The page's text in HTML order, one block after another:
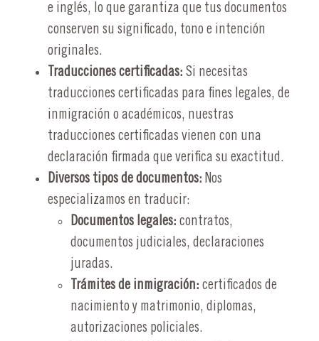
e inglés, lo que garantiza que tus documentos
conserven su significado, tono e intención
originales.
Traducciones certificadas: Si necesitas
traducciones certificadas para fines legales, de
inmigración o académicos, nuestras
traducciones certificadas vienen con una
declaración firmada que verifica su exactitud.
Diversos tipos de documentos: Nos
especializamos en traducir:
Documentos legales: contratos,
documentos judiciales, declaraciones
juradas.
Trámites de inmigración: certificados de
nacimiento y matrimonio, diplomas,
autorizaciones policiales.